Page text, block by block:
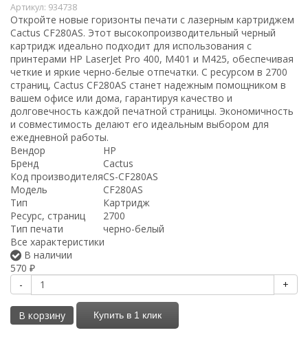
Артикул: 934738
Откройте новые горизонты печати с лазерным картриджем
Cactus CF280AS. Этот высокопроизводительный черный
картридж идеально подходит для использования с
принтерами HP LaserJet Pro 400, M401 и M425, обеспечивая
четкие и яркие черно-белые отпечатки. С ресурсом в 2700
страниц, Cactus CF280AS станет надежным помощником в
вашем офисе или дома, гарантируя качество и
долговечность каждой печатной страницы. Экономичность
и совместимость делают его идеальным выбором для
ежедневной работы.
Вендор
HP
Бренд
Cactus
Код производителяCS-CF280AS
Модель
CF280AS
Тип
Картридж
Ресурс, страниц
2700
Тип печати
черно-белый
Все характеристики
В наличии
570 ₽
- +
В корзину Купить в 1 клик